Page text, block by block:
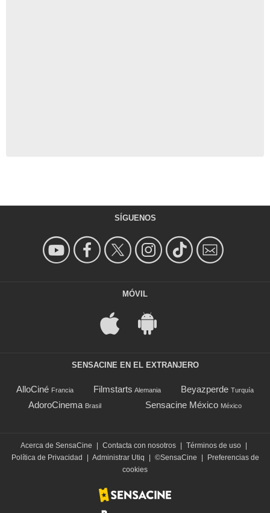
SÍGUENOS
MÓVIL
SENSACINE EN EL EXTRANJERO
AlloCiné Francia Filmstarts Alemania Beyazperde Turquía
AdoroCinema Brasil Sensacine México México
Acerca de SensaCine Contacta con nosotros Términos de uso
Política de Privacidad
Administrar Utiq ©SensaCine
Preferencias de
cookies